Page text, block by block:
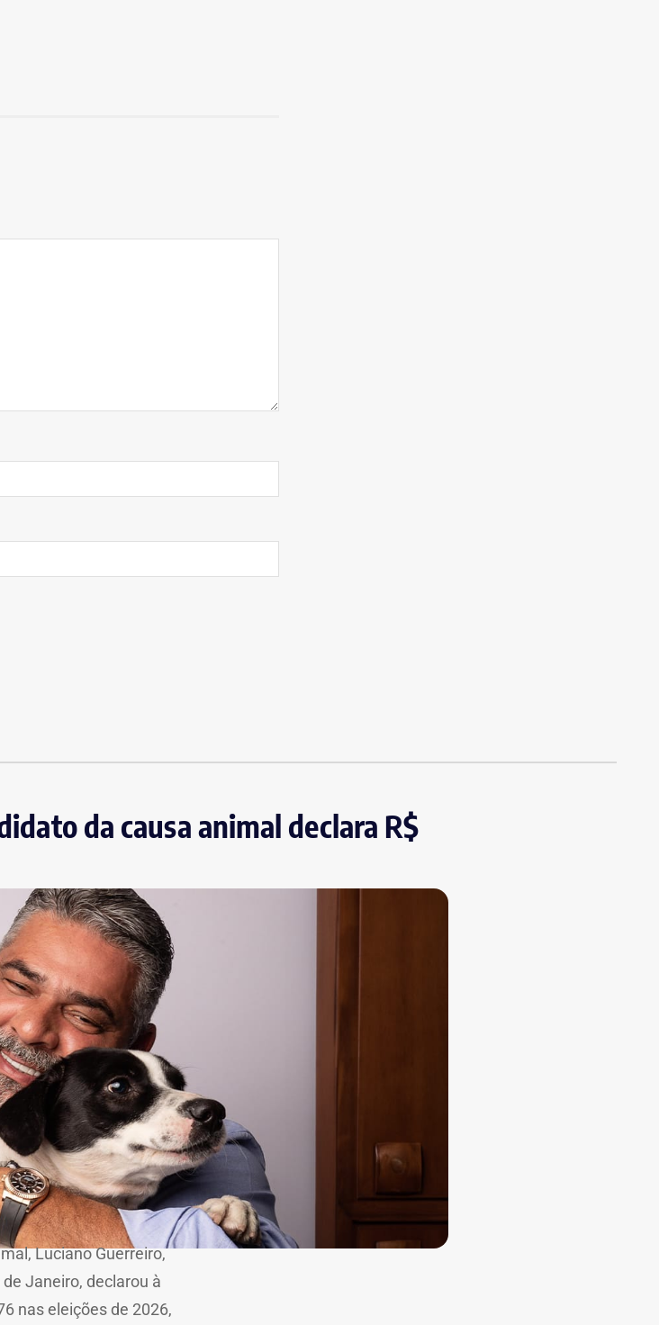
da causa animal declara R$
Luciano Guerreiro,
Janeiro, declarou à
nas eleições de 2026,